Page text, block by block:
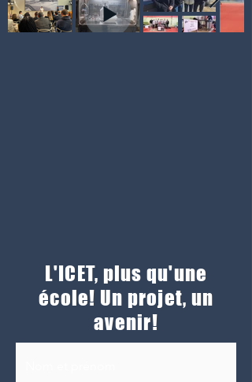
L'ICET, plus qu'une
école! Un projet, un
avenir!